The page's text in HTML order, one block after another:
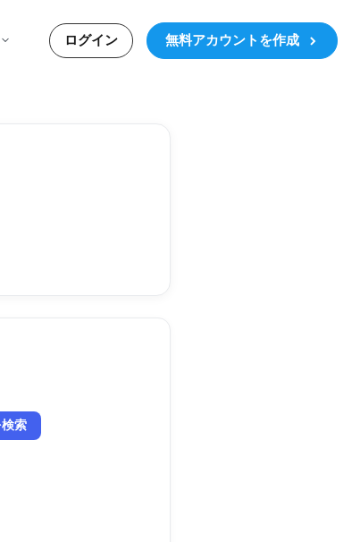
ログイン 無料アカウントを作成
検索